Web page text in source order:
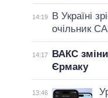
14:19
В Україні
очільник
14:17
ВАКС
Єрмаку
13:46